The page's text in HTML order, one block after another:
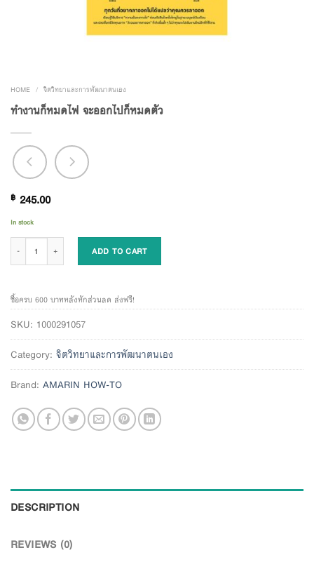
HOME / จิตวิทยาและการพัฒนาตนเอง
ทำงานก็หมดไฟ จะออกไปก็หมดตัว
฿ 245.00
In stock
ADD TO CART
ซื้อครบ 600 บาทหลังหักส่วนลด ส่งฟรี!
SKU: 1000291057
Category: จิตวิทยาและการพัฒนาตนเอง
Brand: AMARIN HOW-TO
DESCRIPTION
REVIEWS (0)